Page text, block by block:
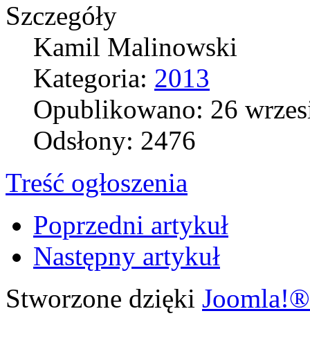
Szczegóły
Kamil Malinowski
Kategoria: 2013
Opublikowano: 26
Odsłony: 2476
Treść ogłoszenia
Poprzedni artykuł
Następny artykuł
Stworzone dzięki Joomla!®